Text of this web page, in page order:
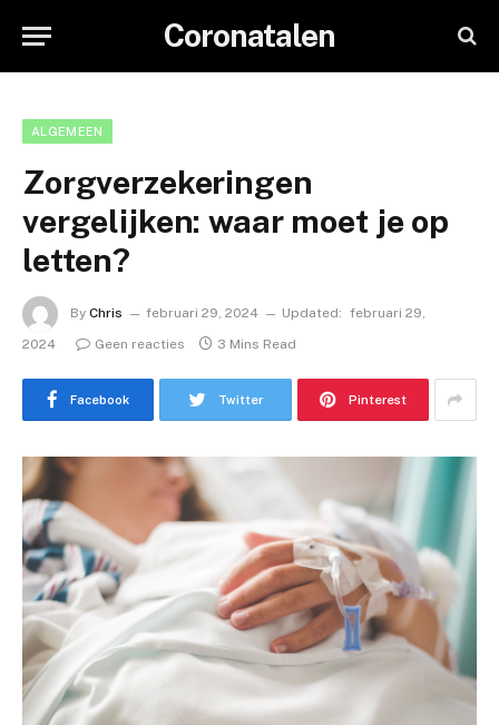
Coronatalen
ALGEMEEN
Zorgverzekeringen
vergelijken: waar moet je op
letten?
By Chris februari 29, 2024 Updated: februari 29,
2024
Geen reacties 3 Mins Read
Facebook Twitter Pinterest